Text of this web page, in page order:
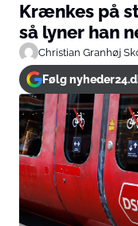
Krænkes på
så lyner han
Christian Granhøj
Følg